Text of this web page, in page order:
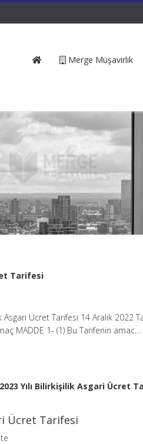
Merge Müşavirlik
Tarifesi
Asgari Ücret Tarifesi 14 Aralık 2022
MADDE 1- (1) Bu Tarifenin amac…
2023 Yılı Bilirkişilik Asgari Ücret
Ücret Tarifesi